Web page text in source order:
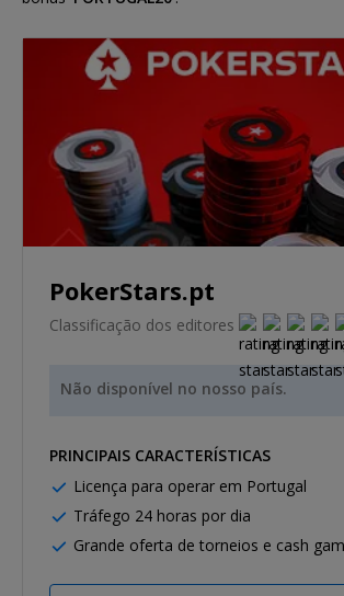
PokerStars.pt
Classificação dos editores
Não disponível no nosso país.
PRINCIPAIS CARACTERÍSTICAS
Licença para operar em Portugal
Tráfego 24 horas por dia
Grande oferta de torneios e cash